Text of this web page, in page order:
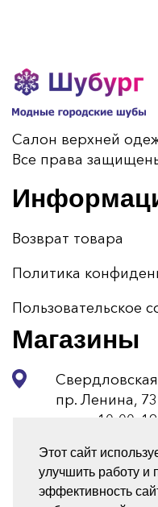
Этот сайт
улучшить работу и
эффективность
Салон верхней
Все права
Возврат товара
Политика
Пользовательское
Магазины
пр. Ленина, 73
пн-вс
+7 (3435) 34-
Мы в